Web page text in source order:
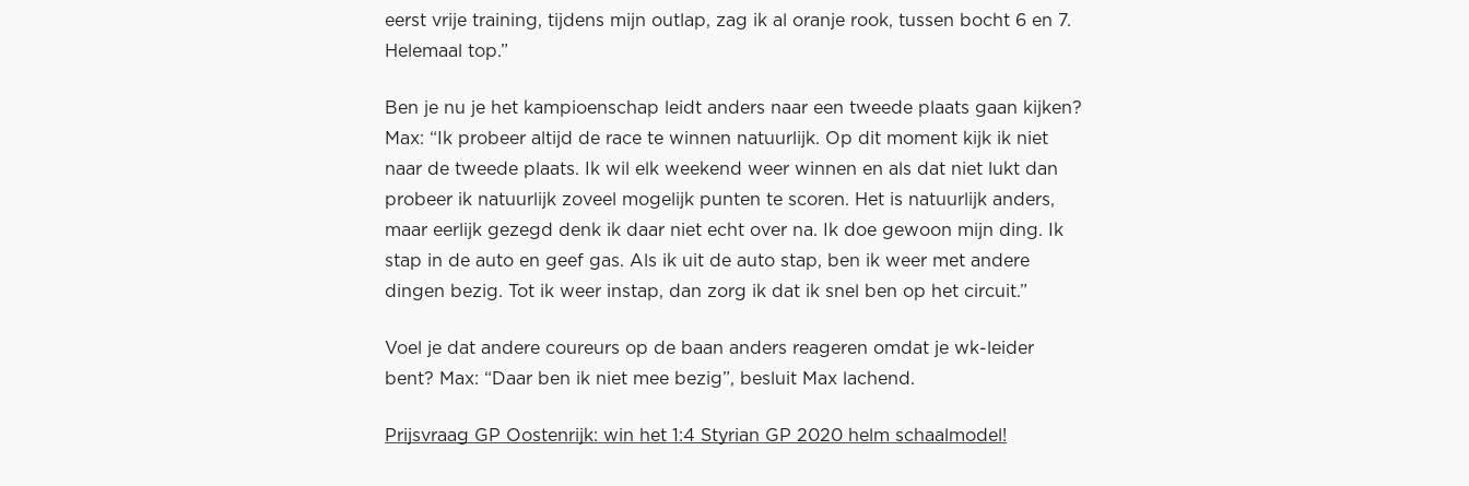
eerst vrije training, tijdens mijn outlap, zag ik al oranje rook, tussen bocht 6 en 7.
Helemaal top.”
Ben je nu je het kampioenschap leidt anders naar een tweede plaats gaan kijken?
Max: “Ik probeer altijd de race te winnen natuurlijk. Op dit moment kijk ik niet
naar de tweede plaats. Ik wil elk weekend weer winnen en als dat niet lukt dan
probeer ik natuurlijk zoveel mogelijk punten te scoren. Het is natuurlijk anders,
maar eerlijk gezegd denk ik daar niet echt over na. Ik doe gewoon mijn ding. Ik
stap in de auto en geef gas. Als ik uit de auto stap, ben ik weer met andere
dingen bezig. Tot ik weer instap, dan zorg ik dat ik snel ben op het circuit.”
Voel je dat andere coureurs op de baan anders reageren omdat je wk-leider
bent? Max: “Daar ben ik niet mee bezig”, besluit Max lachend.
Prijsvraag GP Oostenrijk: win het 1:4 Styrian GP 2020 helm schaalmodel!